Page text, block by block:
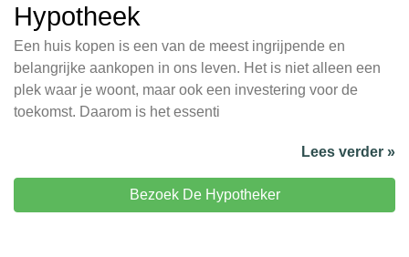
Hypotheek
Een huis kopen is een van de meest ingrijpende en
belangrijke aankopen in ons leven. Het is niet alleen een
plek waar je woont, maar ook een investering voor de
toekomst. Daarom is het essenti
Lees verder »
Bezoek De Hypotheker